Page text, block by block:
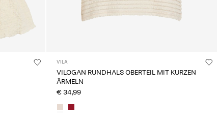
VILA
VILOGAN RUNDHALS OBERTEIL MIT KURZEN
ÄRMELN
€ 34,99